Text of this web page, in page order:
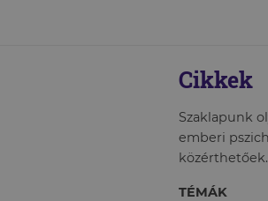
Cikkek
Szaklapunk
emberi
közérthetőek.
TÉMÁK